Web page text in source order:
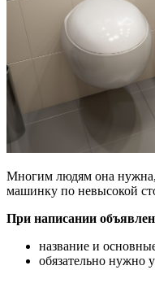
Многим людям она нужна,
машинку по невысокой
При написании
название и
обязательно нужно